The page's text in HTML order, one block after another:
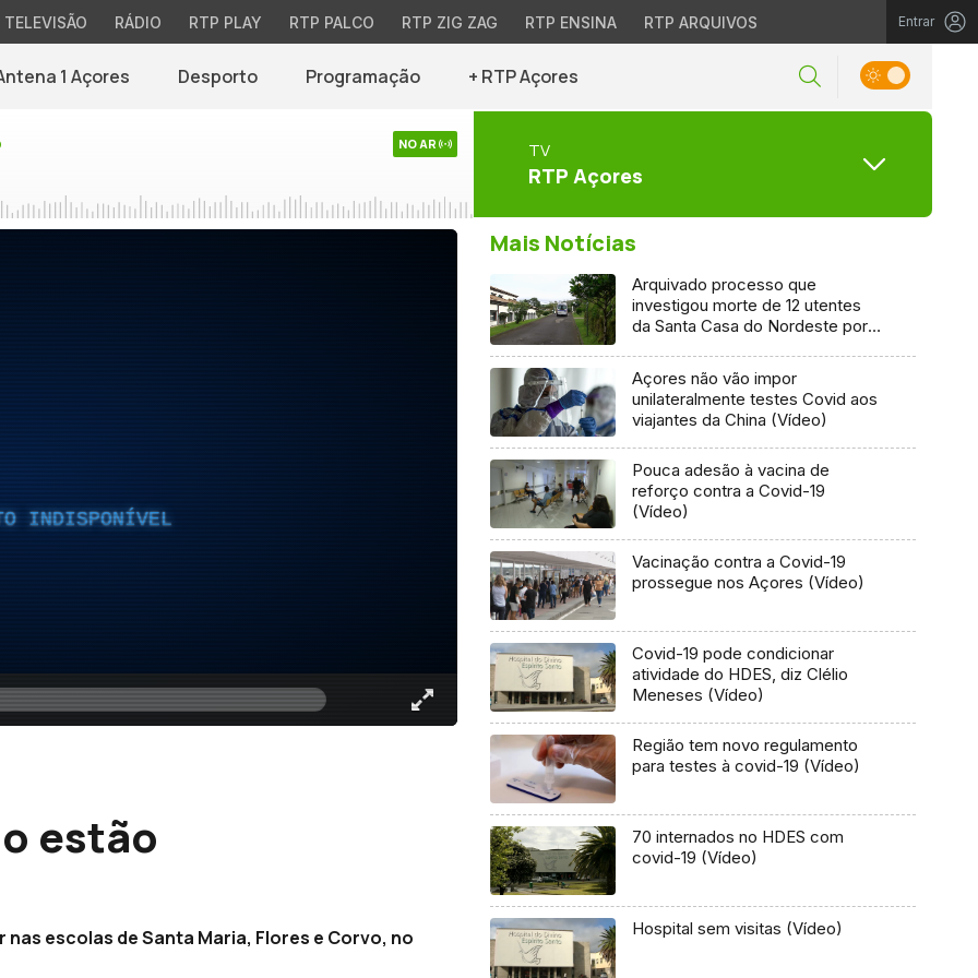
TELEVISÃO RÁDIO RTP PLAY RTP PALCO RTP ZIG ZAG RTP ENSINA RTP ARQUIVOS Entrar
1 Açores Desporto Programação + RTP Açores
NO AR TV
RTP Açores
INDISPONÍVEL
estão
escolas de Santa Maria, Flores e Corvo, no
Mais Notícias
Arquivado processo que
investigou morte de 12 utentes
da Santa Casa do Nordeste por
Açores não vão impor
unilateralmente testes Covid aos
viajantes da China (Vídeo)
Pouca adesão à vacina de
reforço contra a Covid-19
(Vídeo)
Vacinação contra a Covid-19
prossegue nos Açores (Vídeo)
Covid-19 pode condicionar
atividade do HDES, diz Clélio
Meneses (Vídeo)
Região tem novo regulamento
para testes à covid-19 (Vídeo)
70 internados no HDES com
covid-19 (Vídeo)
Hospital sem visitas (Vídeo)